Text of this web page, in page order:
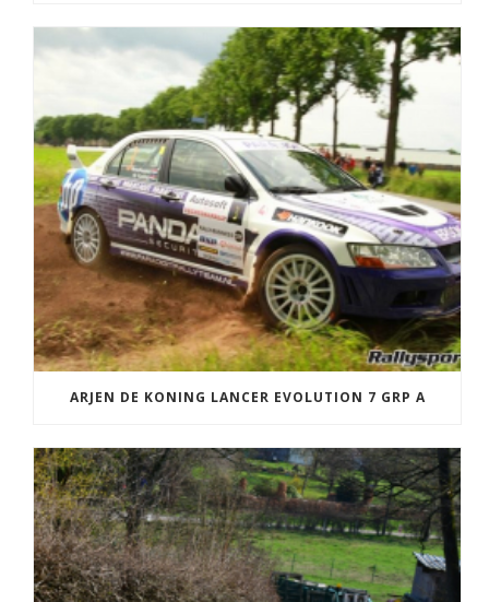
ARJEN DE KONING LANCER EVOLUTION 7 GRP A